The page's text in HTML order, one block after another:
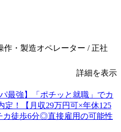
作・製造オペレーター / 正社
詳細を表示